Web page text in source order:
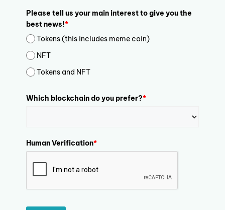
Please tell us your main interest to give you the
best news!*
Tokens (this includes meme coin)
NFT
Tokens and NFT
Which blockchain do you prefer?*
Human Verification*